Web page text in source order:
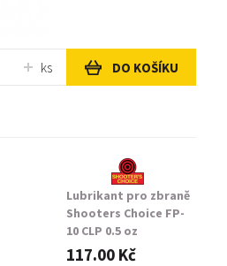
ks DO KOŠÍKU
Lubrikant pro zbraně
Shooters Choice FP-
10 CLP 0.5 oz
117.00 Kč